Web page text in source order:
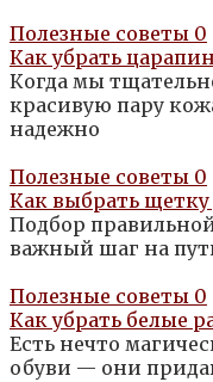
Полезные советы 0
Как убрать
Когда мы
красивую пару
надежно
Полезные советы 0
Как выбрать
Подбор
важный шаг на
Полезные советы 0
Как убрать белые
Есть нечто
обуви — они